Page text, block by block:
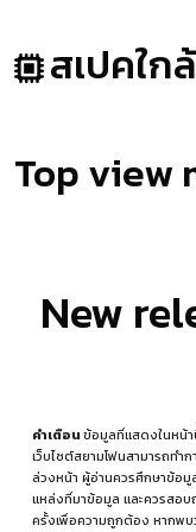
สเปคใก
Top view
New
คำเตือนข้อมูลที่แสดงในหน้
เว็บไซต์สยามโฟนสามารถทำ
ล่วงหน้า ผู้อ่านควรศึกษาข้อมู
แหล่งที่มาข้อมูล และควรสอ
ครั้งเพื่อความถูกต้อง หากพบ